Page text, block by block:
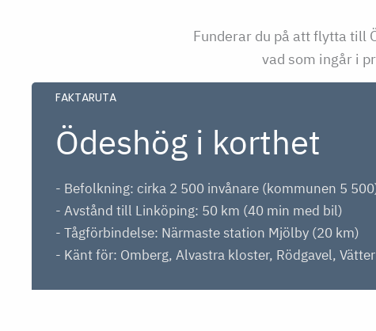
Funderar du på att flytta till
vad som ingår i
FAKTARUTA
Ödeshög i korthet
- Befolkning: cirka 2 500 invånare (kommunen 5
- Avstånd till Linköping: 50 km (40 min med bil)
- Tågförbindelse: Närmaste station Mjölby (20 km)
- Känt för: Omberg, Alvastra kloster, Rödgavel,